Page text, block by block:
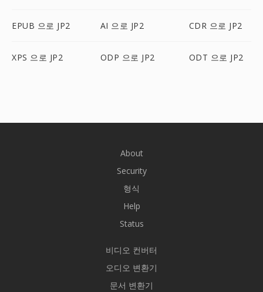
EPUB 으로 JP2 AI 으로 JP2 CDR 으로 JP2
XPS 으로 JP2 ODP 으로 JP2 ODT 으로 JP2
About
Security
형식
Help
Status
비디오 컨버터
오디오 변환기
문서 변환기